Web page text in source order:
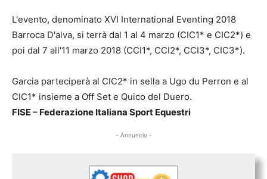
L'evento, denominato XVI International Eventing 2018
Barroca D'alva, si terrà dal 1 al 4 marzo (CIC1* e CIC2*) e
poi dal 7 all'11 marzo 2018 (CCI1*, CCI2*, CCI3*, CIC3*).
Garcia parteciperà al CIC2* in sella a Ugo du Perron e al
CIC1* insieme a Off Set e Quico del Duero.
FISE – Federazione Italiana Sport Equestri
- Annuncio -